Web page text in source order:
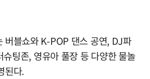
버블쇼와 K-POP 댄스 공연, DJ파
슈팅존, 영유아 풀장 등 다양한 물놀
된다.